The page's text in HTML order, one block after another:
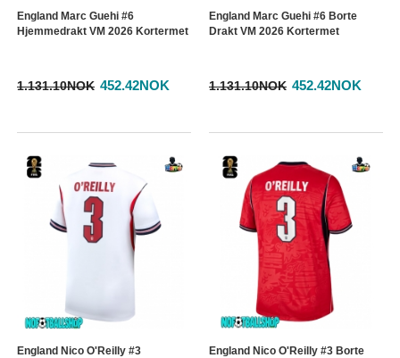
England Marc Guehi #6
Hjemmedrakt VM 2026 Kortermet
1.131.10NOK 452.42NOK
England Marc Guehi #6 Borte
Drakt VM 2026 Kortermet
1.131.10NOK 452.42NOK
England Nico O'Reilly #3 England Nico O'Reilly #3 Borte